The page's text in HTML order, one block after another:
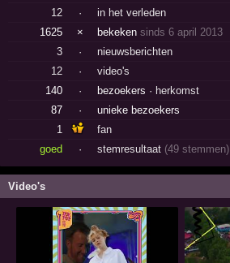
12
·
in het verleden
1625
× bekekensinds 6 april 2013
3
·
nieuwsberichten
12
·
video's
140
· bezoekers · herkomst
87
·
unieke bezoekers
1
fan
goed
· stemresultaat (49 stemmen)
Video's